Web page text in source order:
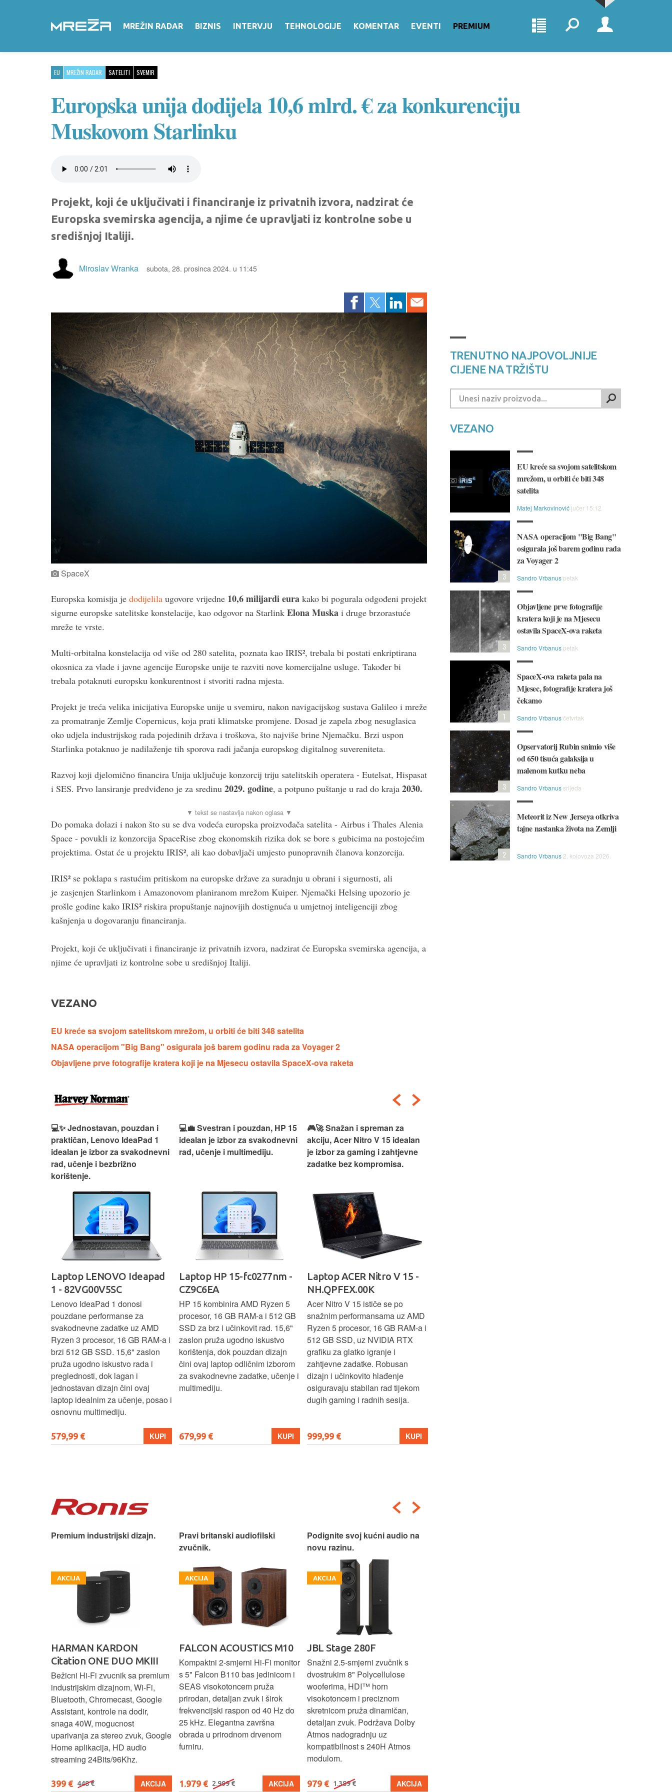
MREŽIN RADAR BIZNIS INTERVJU TEHNOLOGIJE KOMENTAR EVENTI PREMIUM
EU MREŽIN RADAR SATELITI SVEMIR
Europska unija dodijela 10,6 mlrd. € za konkurenciju
Muskovom Starlinku
Projekt, koji će uključivati i financiranje iz privatnih izvora, nadzirat će
Europska svemirska agencija, a njime će upravljati iz kontrolne sobe u
središnjoj Italiji.
Miroslav Wranka subota, 28. prosinca 2024. u 11:45
SpaceX
Europska komisija je dodijelila ugovore vrijedne 10,6 milijardi eura kako bi pogurala odgođeni projekt
sigurne europske satelitske konstelacije, kao odgovor na Starlink Elona Muska i druge brzorastuće
mreže te vrste.
Multi-orbitalna konstelacija od više od 280 satelita, poznata kao IRIS², trebala bi postati enkriptirana
okosnica za vlade i javne agencije Europske unije te razviti nove komercijalne usluge. Također bi
trebala potaknuti europsku konkurentnost i stvoriti radna mjesta.
Projekt je treća velika inicijativa Europske unije u svemiru, nakon navigacijskog sustava Galileo i mreže
za promatranje Zemlje Copernicus, koja prati klimatske promjene. Dosad je zapela zbog nesuglasica
oko udjela industrijskog rada pojedinih država i troškova, što najviše brine Njemačku. Brzi uspon
Starlinka potaknuo je nadilaženje tih sporova radi jačanja europskog digitalnog suvereniteta.
Razvoj koji djelomično financira Unija uključuje konzorcij triju satelitskih operatera - Eutelsat, Hispasat
i SES. Prvo lansiranje predviđeno je za sredinu 2029. godine, a potpuno puštanje u rad do kraja 2030.
Do pomaka dolazi i nakon što su se dva vodeća europska proizvođača satelita - Airbus i Thales Alenia
Space - povukli iz konzorcija SpaceRise zbog ekonomskih rizika dok se bore s gubicima na postojećim
projektima. Ostat će u projektu IRIS², ali kao dobavljači umjesto punopravnih članova konzorcija.
IRIS² se poklapa s rastućim pritiskom na europske države za suradnju u obrani i sigurnosti, ali
je zasjenjen Starlinkom i Amazonovom planiranom mrežom Kuiper. Njemački Helsing upozorio je
prošle godine kako IRIS² riskira propuštanje najnovijih dostignuća u umjetnoj inteligenciji zbog
kašnjenja u dogovaranju financiranja.
Projekt, koji će uključivati i financiranje iz privatnih izvora, nadzirat će Europska svemirska agencija, a
njime će upravljati iz kontrolne sobe u središnjoj Italiji.
VEZANO
EU kreće sa svojom satelitskom mrežom, u orbiti će biti 348 satelita
NASA operacijom "Big Bang" osigurala još barem godinu rada za Voyager 2
Objavljene prve fotografije kratera koji je na Mjesecu ostavila SpaceX-ova raketa
💻✨ Jednostavan, pouzdan i
praktičan, Lenovo IdeaPad 1
idealan je izbor za svakodnevni
rad, učenje i bezbrižno
korištenje.
Laptop LENOVO Ideapad
1 - 82VG00V5SC
Lenovo IdeaPad 1 donosi
pouzdane performanse za
svakodnevne zadatke uz AMD
Ryzen 3 procesor, 16 GB RAM-a i
brzi 512 GB SSD. 15,6" zaslon
pruža ugodno iskustvo rada i
preglednosti, dok lagan i
jednostavan dizajn čini ovaj
laptop idealnim za učenje, posao i
osnovnu multimediju.
579,99 € KUPI
💻💼 Svestran i pouzdan, HP 15
idealan je izbor za svakodnevni
rad, učenje i multimediju.
Laptop HP 15-fc0277nm -
CZ9C6EA
HP 15 kombinira AMD Ryzen 5
procesor, 16 GB RAM-a i 512 GB
SSD za brz i učinkovit rad. 15,6"
zaslon pruža ugodno iskustvo
korištenja, dok pouzdan dizajn
čini ovaj laptop odličnim izborom
za svakodnevne zadatke, učenje i
multimediju.
679,99 € KUPI
🎮🚀 Snažan i spreman za
akciju, Acer Nitro V 15 idealan
je izbor za gaming i zahtjevne
zadatke bez kompromisa.
Laptop ACER Nitro V 15 -
NH.QPFEX.00K
Acer Nitro V 15 ističe se po
snažnim performansama uz AMD
Ryzen 5 procesor, 16 GB RAM-a i
512 GB SSD, uz NVIDIA RTX
grafiku za glatko igranje i
zahtjevne zadatke. Robusan
dizajn i učinkovito hlađenje
osiguravaju stabilan rad tijekom
dugih gaming i radnih sesija.
999,99 € KUPI
Premium industrijski dizajn.
AKCIJA
HARMAN KARDON
Citation ONE DUO MKIII
Bežicni Hi-Fi zvucnik sa premium
industrijskim dizajnom, Wi-Fi,
Bluetooth, Chromecast, Google
Assistant, kontrole na dodir,
snaga 40W, mogucnost
uparivanja za stereo zvuk, Google
Home aplikacija, HD audio
streaming 24Bits/96Khz.
399 € 448 € AKCIJA
Pravi britanski audiofilski
zvučnik.
AKCIJA
FALCON ACOUSTICS M10
Kompaktni 2-smjerni Hi-Fi monitor
s 5" Falcon B110 bas jedinicom i
SEAS visokotoncem pruža
prirodan, detaljan zvuk i širok
frekvencijski raspon od 40 Hz do
25 kHz. Elegantna završna
obrada u prirodnom drvenom
furniru.
1.979 € 2.999 € AKCIJA
Podignite svoj kućni audio na
novu razinu.
AKCIJA
JBL Stage 280F
Snažni 2.5-smjerni zvučnik s
dvostrukim 8" Polycellulose
wooferima, HDI™ horn
visokotoncem i preciznom
skretnicom pruža dinamičan,
detaljan zvuk. Podržava Dolby
Atmos nadogradnju uz
kompatibilnost s 240H Atmos
modulom.
979 € 1.389 € AKCIJA
TRENUTNO NAJPOVOLJNIJE
CIJENE NA TRŽIŠTU
VEZANO
EU kreće sa svojom satelitskom
mrežom, u orbiti će biti 348
satelita
Matej Markovinović jučer 15:12
NASA operacijom "Big Bang"
osigurala još barem godinu rada
za Voyager 2
Sandro Vrbanus petak
3
Objavljene prve fotografije
kratera koji je na Mjesecu
ostavila SpaceX-ova raketa
Sandro Vrbanus petak
3
SpaceX-ova raketa pala na
Mjesec, fotografije kratera još
čekamo
Sandro Vrbanusčetvrtak
1
Opservatorij Rubin snimio više
od 650 tisuća galaksija u
malenom kutku neba
Sandro Vrbanus srijeda
3
Meteorit iz New Jerseya otkriva
tajne nastanka života na Zemlji
Sandro Vrbanus 2. kolovoza 2026.
2